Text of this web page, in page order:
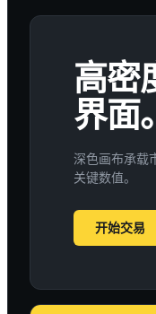
高密
界面。
深色画布承载
关键数值。
开始交易